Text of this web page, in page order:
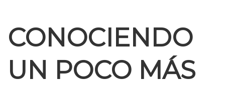
CONOCIENDO
UN POCO MÁS